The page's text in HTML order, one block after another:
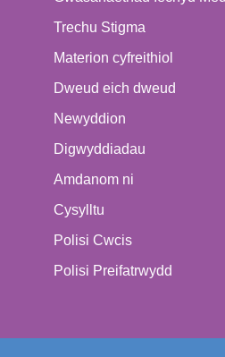
Trechu Stigma
Materion cyfreithiol
Dweud eich dweud
Newyddion
Digwyddiadau
Amdanom ni
Cysylltu
Polisi Cwcis
Polisi Preifatrwydd